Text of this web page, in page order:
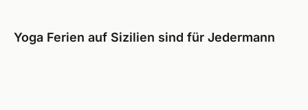
Yoga Ferien auf Sizilien sind für Jedermann